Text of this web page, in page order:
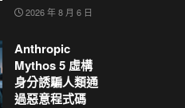
2026 年 8 月 6 日
Anthropic
Mythos 5 虛構
身分誘騙人類通
過惡意程式碼